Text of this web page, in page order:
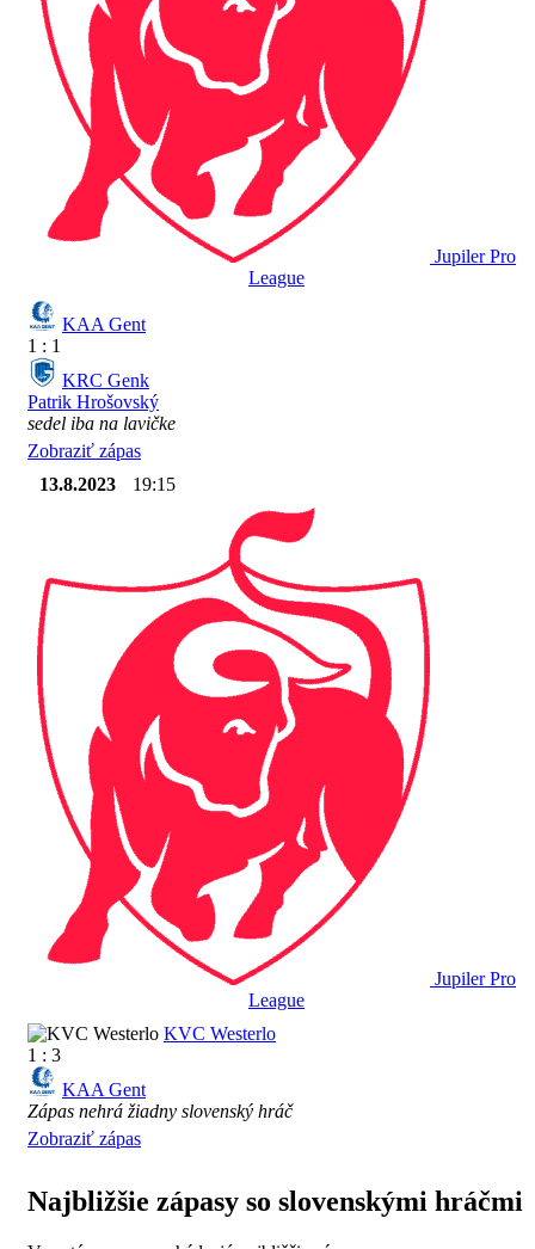
Jupiler Pro
League
KAA Gent
1 : 1
KRC Genk
Patrik Hrošovský
sedel iba na lavičke
Zobraziť zápas
13.8.2023
19:15
Jupiler Pro
League
KVC Westerlo
1 : 3
KAA Gent
Zápas nehrá žiadny slovenský hráč
Zobraziť zápas
Najbližšie zápasy so slovenskými hráčmi